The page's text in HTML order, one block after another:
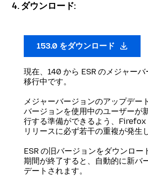
4. ダウンロード:
153.0 をダウンロード
現在、140 から ESR のメジャー
移行中です。
メジャーバージョンのアップデー
バージョンを使用中のユーザーが
行する準備ができるよう、Firefox
リリースに必ず若干の重複が発生
ESR の旧バージョンをダウンロー
期間が終了すると、自動的に新バ
デートされます。